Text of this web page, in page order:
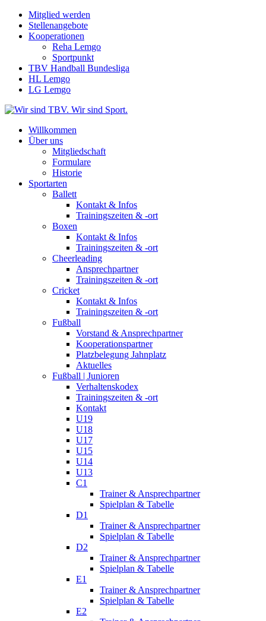
Mitglied werden
Stellenangebote
Kooperationen
Reha Lemgo
Sportpunkt
TBV Handball Bundesliga
HL Lemgo
LG Lemgo
Willkommen
Über uns
Mitgliedschaft
Formulare
Historie
Sportarten
Ballett
Kontakt & Infos
Trainingszeiten & -ort
Boxen
Kontakt & Infos
Trainingszeiten & -ort
Cheerleading
Ansprechpartner
Trainingszeiten & -ort
Cricket
Kontakt & Infos
Trainingszeiten & -ort
Fußball
Vorstand & Ansprechpartner
Kooperationspartner
Platzbelegung Jahnplatz
Aktuelles
Fußball | Junioren
Verhaltenskodex
Trainingszeiten & -ort
Kontakt
U19
U18
U17
U15
U14
U13
C1
Trainer & Ansprechpartner
Spielplan & Tabelle
D1
Trainer & Ansprechpartner
Spielplan & Tabelle
D2
Trainer & Ansprechpartner
Spielplan & Tabelle
E1
Trainer & Ansprechpartner
Spielplan & Tabelle
E2